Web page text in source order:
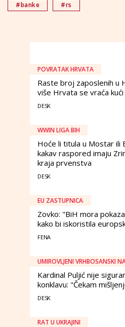
#banke #rs
POVRATAK HRVATA
Raste broj zaposlenih u
više Hrvata se vraća kući
DESK
WWIN LIGA BIH
Hoće li titula u Mostar ili
kakav raspored imaju
kraja prvenstva
DESK
EU ZASTUPNICA
Zovko: "BiH mora
kako bi iskoristila
FENA
UMIROVLJENI VRHBOSANSKI
Kardinal Puljić nije
konklavu: "Čekam
DESK
RAT U UKRAJINI